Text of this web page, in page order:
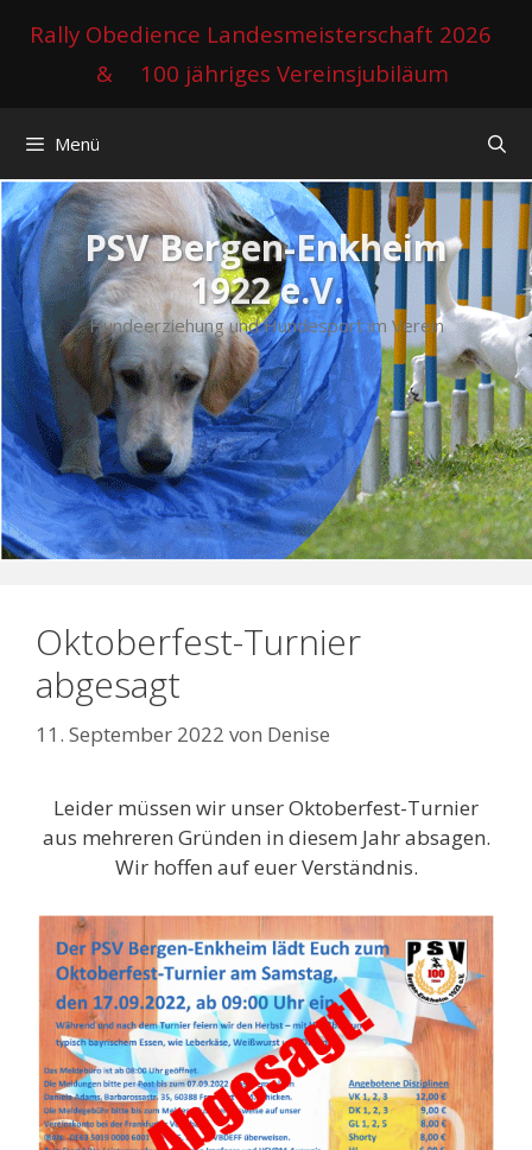
InhaltRally Obedience Landesmeisterschaft 2026
&
100 jähriges Vereinsjubiläum
Menü
PSV Bergen-Enkheim
1922 e.V.
Hundeerziehung und Hundesport im Verein
Oktoberfest-Turnier
abgesagt
11. September 2022 von Denise
Leider müssen wir unser Oktoberfest-Turnier
aus mehreren Gründen in diesem Jahr absagen.
Wir hoffen auf euer Verständnis.